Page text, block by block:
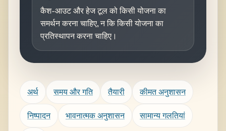
कैश-आउट और हेज टूल को किसी योजना का
समर्थन करना चाहिए, न कि किसी योजना का
प्रतिस्थापन करना चाहिए।
अर्थ समय और गति तैयारी कीमत अनुशासन
निष्पादन भावनात्मक अनुशासन सामान्य गलतियां